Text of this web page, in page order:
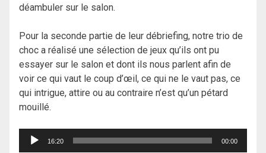
déambuler sur le salon.
Pour la seconde partie de leur débriefing, notre trio de
choc a réalisé une sélection de jeux qu’ils ont pu
essayer sur le salon et dont ils nous parlent afin de
voir ce qui vaut le coup d’œil, ce qui ne le vaut pas, ce
qui intrigue, attire ou au contraire n’est qu’un pétard
mouillé.
Lecteur
16:20 00:00